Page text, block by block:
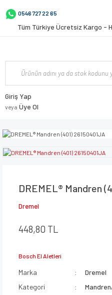
0546 727 22 65
Tüm Türkiye Ücretsiz Kargo -
Giriş Yap
veya Üye Ol
DREMEL® Mandren
Dremel
448,80 TL
Bosch El Aletleri
Marka
Dremel
Kategori